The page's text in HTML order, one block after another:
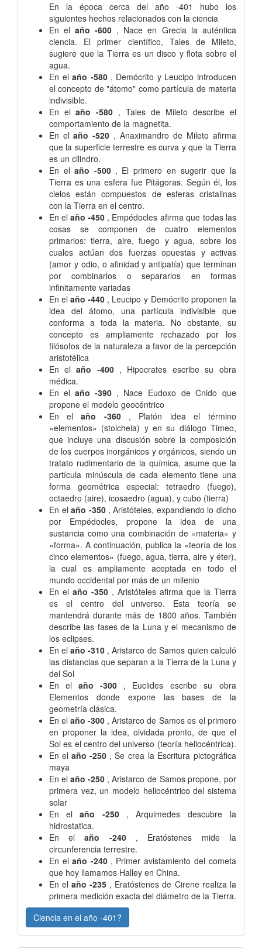
En la época cerca del año -401 hubo los
siguientes hechos relacionados con la ciencia
En el año -600 , Nace en Grecia la auténtica
ciencia. El primer científico, Tales de Mileto,
sugiere que la Tierra es un disco y flota sobre el
agua.
En el año -580 , Demócrito y Leucipo introducen
el concepto de "átomo" como partícula de materia
indivisible.
En el año -580 , Tales de Mileto describe el
comportamiento de la magnetita.
En el año -520 , Anaximandro de Mileto afirma
que la superficie terrestre es curva y que la Tierra
es un cilindro.
En el año -500 , El primero en sugerir que la
Tierra es una esfera fue Pitágoras. Según él, los
cielos están compuestos de esferas cristalinas
con la Tierra en el centro.
En el año -450 , Empédocles afirma que todas las
cosas se componen de cuatro elementos
primarios: tierra, aire, fuego y agua, sobre los
cuales actúan dos fuerzas opuestas y activas
(amor y odio, o afinidad y antipatía) que terminan
por combinarlos o separarlos en formas
infinitamente variadas
En el año -440 , Leucipo y Demócrito proponen la
idea del átomo, una partícula indivisible que
conforma a toda la materia. No obstante, su
concepto es ampliamente rechazado por los
filósofos de la naturaleza a favor de la percepción
aristotélica
En el año -400 , Hipocrates escribe su obra
médica.
En el año -390 , Nace Eudoxo de Cnido que
propone el modelo geocéntrico
En el año -360 , Platón idea el término
«elementos» (stoicheia) y en su diálogo Timeo,
que incluye una discusión sobre la composición
de los cuerpos inorgánicos y orgánicos, siendo un
tratato rudimentario de la química, asume que la
partícula minúscula de cada elemento tiene una
forma geométrica especial: tetraedro (fuego),
octaedro (aire), icosaedro (agua), y cubo (tierra)
En el año -350 , Aristóteles, expandiendo lo dicho
por Empédocles, propone la idea de una
sustancia como una combinación de «materia» y
«forma». A continuación, publica la «teoría de los
cinco elementos» (fuego, agua, tierra, aire y éter),
la cual es ampliamente aceptada en todo el
mundo occidental por más de un milenio
En el año -350 , Aristóteles afirma que la Tierra
es el centro del universo. Esta teoría se
mantendrá durante más de 1800 años. También
describe las fases de la Luna y el mecanismo de
los eclipses.
En el año -310 , Aristarco de Samos quien calculó
las distancias que separan a la Tierra de la Luna y
del Sol
En el año -300 , Euclides escribe su obra
Elementos donde expone las bases de la
geometría clásica.
En el año -300 , Aristarco de Samos es el primero
en proponer la idea, olvidada pronto, de que el
Sol es el centro del universo (teoría heliocéntrica).
En el año -250 , Se crea la Escritura pictográfica
maya
En el año -250 , Aristarco de Samos propone, por
primera vez, un modelo heliocéntrico del sistema
solar
En el año -250 , Arquimedes descubre la
hidrostatica.
En el año -240 , Eratóstenes mide la
circunferencia terrestre.
En el año -240 , Primer avistamiento del cometa
que hoy llamamos Halley en China.
En el año -235 , Eratóstenes de Cirene realiza la
primera medición exacta del diámetro de la Tierra.
Ciencia en el año -401?